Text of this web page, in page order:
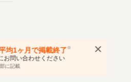
均1ヶ月で掲載終了※
お問い合わせください
に記載